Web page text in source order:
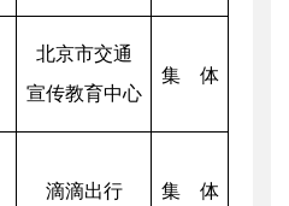
北京市交通
宣传教育中心
集 体
滴滴出行 集 体